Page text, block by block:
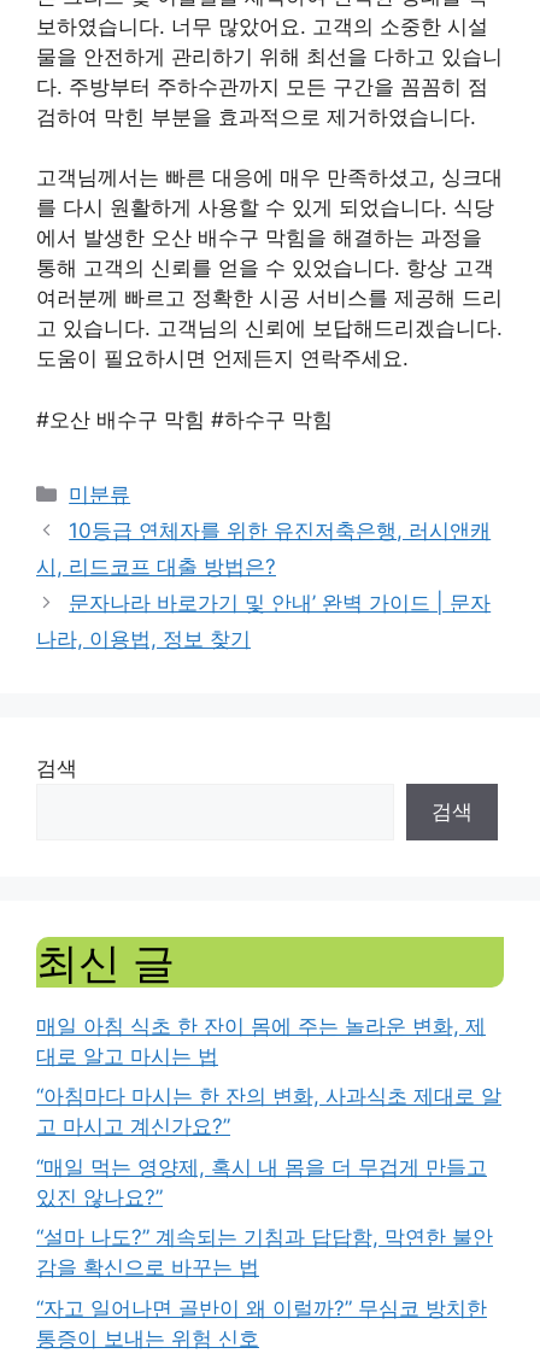
보하였습니다. 너무 많았어요. 고객의 소중한 시설
물을 안전하게 관리하기 위해 최선을 다하고 있습니
다. 주방부터 주하수관까지 모든 구간을 꼼꼼히 점
검하여 막힌 부분을 효과적으로 제거하였습니다.
고객님께서는 빠른 대응에 매우 만족하셨고, 싱크대
를 다시 원활하게 사용할 수 있게 되었습니다. 식당
에서 발생한 오산 배수구 막힘을 해결하는 과정을
통해 고객의 신뢰를 얻을 수 있었습니다. 항상 고객
여러분께 빠르고 정확한 시공 서비스를 제공해 드리
고 있습니다. 고객님의 신뢰에 보답해드리겠습니다.
도움이 필요하시면 언제든지 연락주세요.
#오산 배수구 막힘 #하수구 막힘
Categories
미분류
10등급 연체자를 위한 유진저축은행, 러시앤캐
시, 리드코프 대출 방법은?
문자나라 바로가기 및 안내’ 완벽 가이드 | 문자
나라, 이용법, 정보 찾기
검색
검색
최신 글
매일 아침 식초 한 잔이 몸에 주는 놀라운 변화, 제
대로 알고 마시는 법
“아침마다 마시는 한 잔의 변화, 사과식초 제대로 알
고 마시고 계신가요?”
“매일 먹는 영양제, 혹시 내 몸을 더 무겁게 만들고
있진 않나요?”
“설마 나도?” 계속되는 기침과 답답함, 막연한 불안
감을 확신으로 바꾸는 법
“자고 일어나면 골반이 왜 이럴까?” 무심코 방치한
통증이 보내는 위험 신호